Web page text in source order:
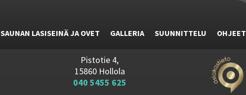
SAUNAN LASISEINÄ JA OVET GALLERIA SUUNNITTELU OHJEET
Pistotie 4,
15860 Hollola
040 5455 625